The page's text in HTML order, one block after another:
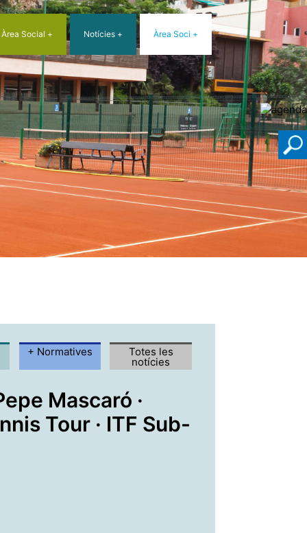
Àrea Social Notícies Àrea Soci
+ Normatives Totes les
notícies
Mascaró ·
Tour · ITF Sub-